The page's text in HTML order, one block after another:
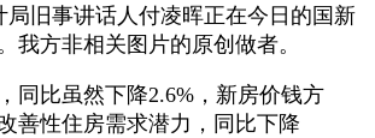
局旧事讲话人付凌晖正在今日的国新
我方非相关图片的原创做者。
比虽然下降2.6%，新房价钱方
善性住房需求潜力，同比下降